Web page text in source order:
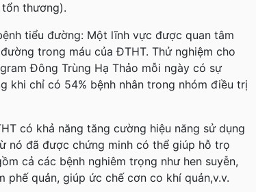
thương).
tiểu đường: Một lĩnh vực được quan tâm
trong máu của ĐTHT. Thử nghiệm cho
Đông Trùng Hạ Thảo mỗi ngày có sự
khi chỉ có 54% bệnh nhân trong nhóm điều trị
có khả năng tăng cường hiệu năng sử dụng
nó đã được chứng minh có thể giúp hỗ trọ
cả các bệnh nghiêm trọng như hen suyễn,
phế quản, giúp ức chế cơn co khí quản,v.v.